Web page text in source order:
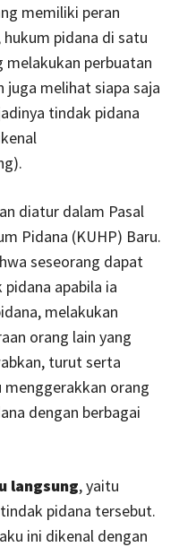
memiliki peran
pidana di satu
melakukan perbuatan
juga melihat siapa saja
tindak pidana
diatur dalam Pasal
Pidana (KUHP) Baru.
seseorang dapat
apabila ia
melakukan
orang lain yang
turut serta
orang
dengan berbagai
langsung, yaitu
pidana tersebut.
ini dikenal dengan